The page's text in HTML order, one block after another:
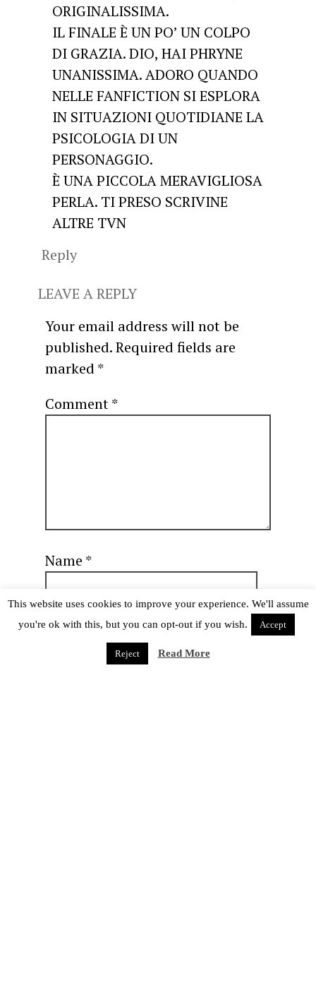
ORIGINALISSIMA.
IL FINALE È UN PO’ UN COLPO
DI GRAZIA. DIO, HAI PHRYNE
UNANISSIMA. ADORO QUANDO
NELLE FANFICTION SI ESPLORA
IN SITUAZIONI QUOTIDIANE LA
PSICOLOGIA DI UN
PERSONAGGIO.
È UNA PICCOLA MERAVIGLIOSA
PERLA. TI PRESO SCRIVINE
ALTRE TVN
Reply
LEAVE A REPLY
Your email address will not be
published.Required fields are
marked *
Comment*
Name *
This website uses cookies to improve your experience. We'll assume
you're ok with this, but you can opt-out if you wish.
Accept
Reject Read More